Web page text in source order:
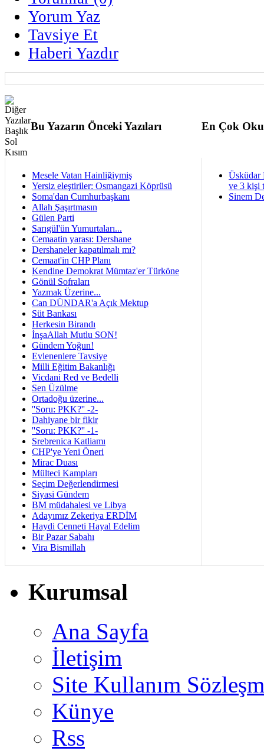
Yorum Yaz
Tavsiye Et
Haberi Yazdır
Bu Yazarın Önceki Yazıları En Çok
Mesele Vatan Hainliğiymiş
Yersiz eleştiriler: Osmangazi Köprüsü
Soma'dan Cumhurbaşkanı
Allah Şaşırtmasın
Gülen Parti
Sarıgül'ün Yumurtaları...
Cemaatin yarası: Dershane
Dershaneler kapatılmalı mı?
Cemaat'in CHP Planı
Kendine Demokrat Mümtaz'er Türköne
Gönül Sofraları
Yazmak Üzerine...
Can DÜNDAR'a Açık Mektup
Süt Bankası
Herkesin Birandı
İnşaAllah Mutlu SON!
Gündem Yoğun!
Evlenenlere Tavsiye
Milli Eğitim Bakanlığı
Vicdani Red ve Bedelli
Sen Üzülme
Ortadoğu üzerine...
''Soru: PKK?'' -2-
Dahiyane bir fikir
''Soru: PKK?'' -1-
Srebrenica Katliamı
CHP'ye Yeni Öneri
Mirac Duası
Mülteci Kampları
Seçim Değerlendirmesi
Siyasi Gündem
BM müdahalesi ve Libya
Adayımız Zekeriya ERDİM
Haydi Cenneti Hayal Edelim
Bir Pazar Sabahı
Vira Bismillah
Üsküdar
ve 3 kişi
Sinem
Kurumsal
Ana Sayfa
İletişim
Site Kullanım
Künye
Rss